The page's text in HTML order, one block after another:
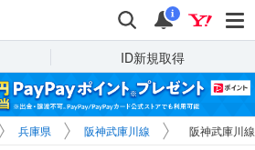
検索 通知
i
ID新規取得
兵庫県 阪神武庫川線 阪神武庫川